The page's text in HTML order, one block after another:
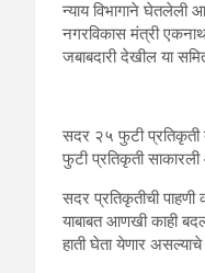
न्याय विभागाने घेतलेली
नगरविकास मंत्री
जबाबदारी देखील या
सदर २५ फुटी प्रतिकृती
फुटी प्रतिकृती
सदर प्रतिकृतीची
याबाबत आणखी काही
हाती घेता येणार